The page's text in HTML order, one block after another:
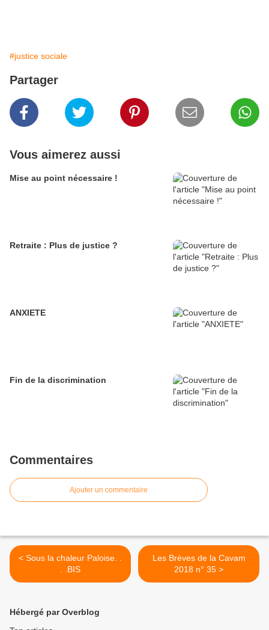
#justice sociale
Partager
Vous aimerez aussi
Mise au point nécessaire !
Retraite : Plus de justice ?
ANXIETE
Fin de la discrimination
Commentaires
Ajouter un commentaire
< Sous la chaleur Paloise. .
. .BIS
Les Brèves de la Cavam
2018 n° 35 >
Hébergé par Overblog